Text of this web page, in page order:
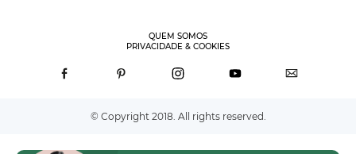
QUEM SOMOS
PRIVACIDADE & COOKIES
© Copyright 2018. All rights reserved.